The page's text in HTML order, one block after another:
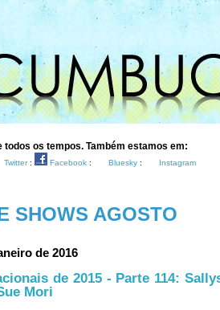
todos os tempos. Também estamos em:
Twitter: Facebook : Bluesky : Instagram
SHOWS AGOSTO
de 2016
de 2015 - Parte 114:
Mori